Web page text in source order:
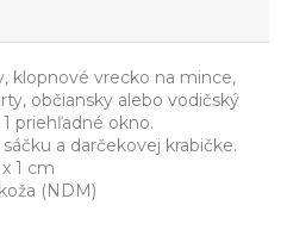
klopnové vrecko na mince,
občiansky alebo vodičský
priehľadné okno.
a darčekovej krabičke.
1 cm
(NDM)